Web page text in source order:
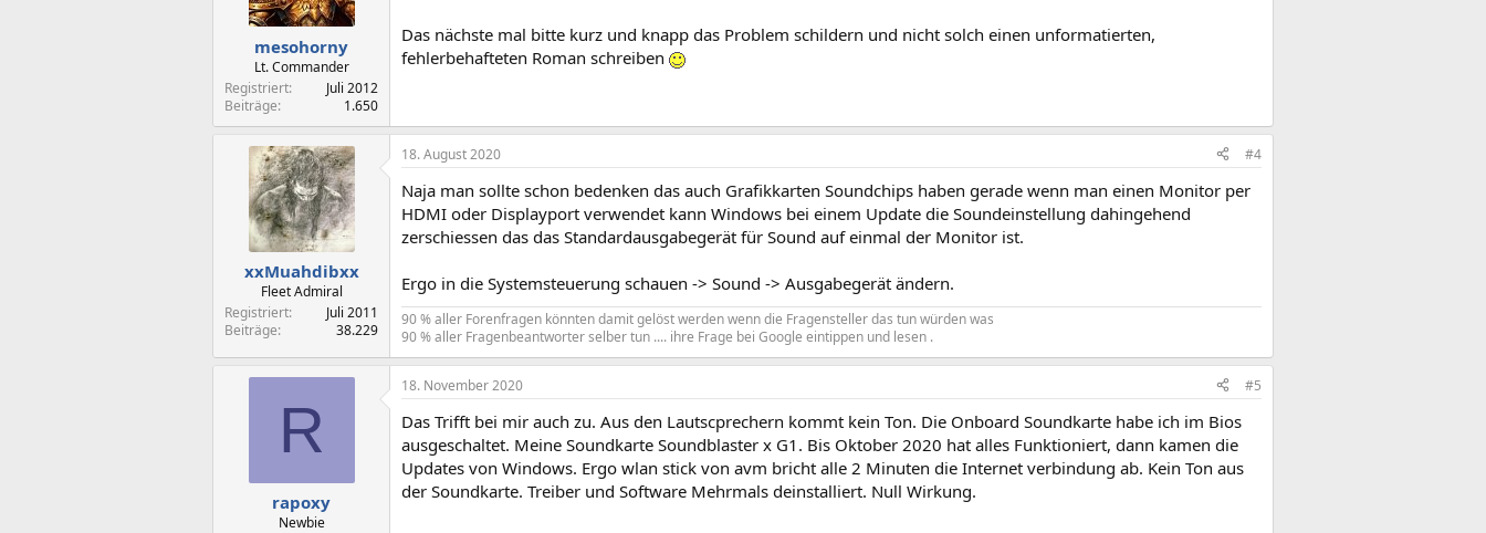
n
:
mesohorny
Lt. Commander
Registriert
Juli 2012
Beiträge
1.650
Das nächste mal bitte kurz und knapp das Problem schildern und nicht solch einen unformatierten,
fehlerbehafteten Roman schreiben
xxMuahdibxx
Fleet Admiral
Registriert
Juli 2011
Beiträge
38.229
18. August 2020 #4
Naja man sollte schon bedenken das auch Grafikkarten Soundchips haben gerade wenn man einen Monitor per
HDMI oder Displayport verwendet kann Windows bei einem Update die Soundeinstellung dahingehend
zerschiessen das das Standardausgabegerät für Sound auf einmal der Monitor ist.
Ergo in die Systemsteuerung schauen -> Sound -> Ausgabegerät ändern.
90 % aller Forenfragen könnten damit gelöst werden wenn die Fragensteller das tun würden was
90 % aller Fragenbeantworter selber tun .... ihre Frage bei Google eintippen und lesen .
R
rapoxy
Newbie
18. November 2020 #5
Das Trifft bei mir auch zu. Aus den Lautscprechern kommt kein Ton. Die Onboard Soundkarte habe ich im Bios
ausgeschaltet. Meine Soundkarte Soundblaster x G1. Bis Oktober 2020 hat alles Funktioniert, dann kamen die
Updates von Windows. Ergo wlan stick von avm bricht alle 2 Minuten die Internet verbindung ab. Kein Ton aus
der Soundkarte. Treiber und Software Mehrmals deinstalliert. Null Wirkung.